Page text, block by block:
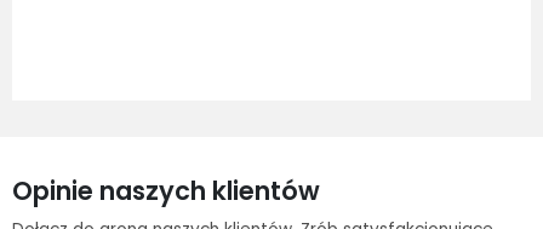
Opinie naszych klientów